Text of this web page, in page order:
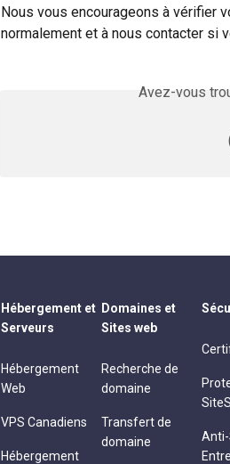
Nous vous encourageons à vérifier
normalement et à nous contacter si
Avez-vous
Hébergement et
Serveurs
Hébergement
Web
VPS Canadiens
Hébergement
Domaines et
Sites web
Recherche de
domaine
Transfert de
domaine